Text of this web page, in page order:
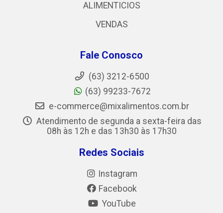
ALIMENTICIOS
VENDAS
Fale Conosco
(63) 3212-6500
(63) 99233-7672
e-commerce@mixalimentos.com.br
Atendimento de segunda a sexta-feira das
08h às 12h e das 13h30 às 17h30
Redes Sociais
Instagram
Facebook
YouTube